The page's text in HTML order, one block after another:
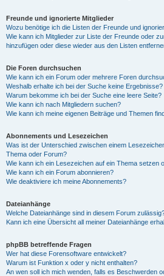
Freunde und ignorierte Mitglieder
Wozu benötige ich die Listen der Freunde und
Wie kann ich Mitglieder zur Liste der Freunde oder
hinzufügen oder diese wieder aus den Listen
Die Foren durchsuchen
Wie kann ich ein Forum oder mehrere Foren
Weshalb erhalte ich bei der Suche keine Ergebnisse?
Warum bekomme ich bei der Suche eine leere Seite?
Wie kann ich nach Mitgliedern suchen?
Wie kann ich meine eigenen Beiträge und Themen
Abonnements und Lesezeichen
Was ist der Unterschied zwischen einem
Thema oder Forum?
Wie kann ich ein Lesezeichen auf ein Thema setzen
Wie kann ich ein Forum abonnieren?
Wie deaktiviere ich meine Abonnements?
Dateianhänge
Welche Dateianhänge sind in diesem Forum
Kann ich eine Übersicht all meiner Dateianhänge
phpBB betreffende Fragen
Wer hat diese Forensoftware entwickelt?
Warum ist Funktion x oder y nicht enthalten?
An wen soll ich mich wenden, falls es Beschwerden